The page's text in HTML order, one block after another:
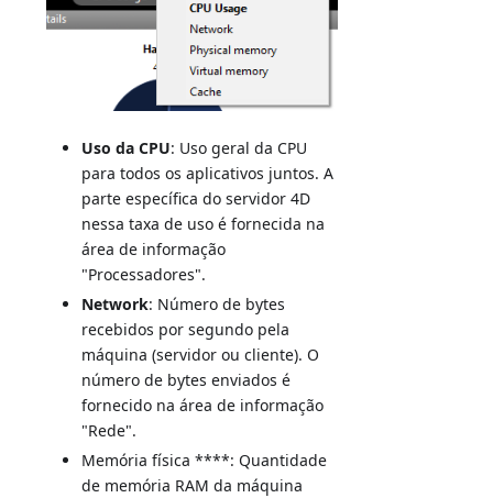
Uso da CPU: Uso geral da CPU
para todos os aplicativos juntos. A
parte específica do servidor 4D
nessa taxa de uso é fornecida na
área de informação
"Processadores".
Network: Número de bytes
recebidos por segundo pela
máquina (servidor ou cliente). O
número de bytes enviados é
fornecido na área de informação
"Rede".
Memória física ****: Quantidade
de memória RAM da máquina